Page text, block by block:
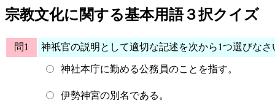
宗教文化に関する基本用語３択クイズ
問1 神祇官の説明として適切な記述を次から1つ選びなさ
神社本庁に勤める公務員のことを指す。
伊勢神宮の別名である。